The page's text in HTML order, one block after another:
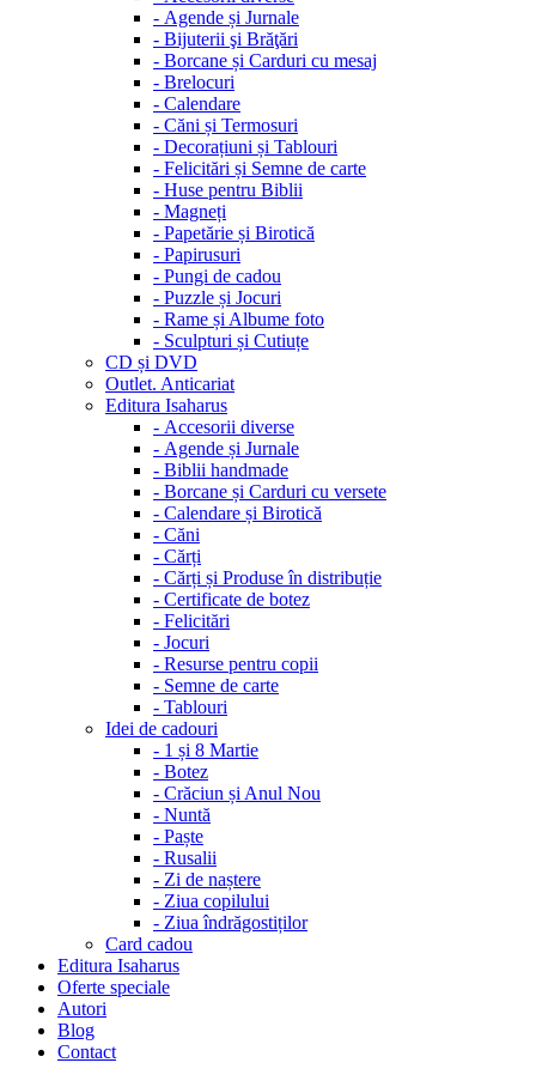
- Agende și Jurnale
- Bijuterii şi Brăţări
- Borcane și Carduri cu mesaj
- Brelocuri
- Calendare
- Căni și Termosuri
- Decorațiuni și Tablouri
- Felicitări și Semne de carte
- Huse pentru Biblii
- Magneți
- Papetărie și Birotică
- Papirusuri
- Pungi de cadou
- Puzzle și Jocuri
- Rame și Albume foto
- Sculpturi și Cutiuțe
CD și DVD
Outlet. Anticariat
Editura Isaharus
- Accesorii diverse
- Agende și Jurnale
- Biblii handmade
- Borcane și Carduri cu versete
- Calendare și Birotică
- Căni
- Cărți
- Cărți și Produse în distribuție
- Certificate de botez
- Felicitări
- Jocuri
- Resurse pentru copii
- Semne de carte
- Tablouri
Idei de cadouri
- 1 și 8 Martie
- Botez
- Crăciun și Anul Nou
- Nuntă
- Paște
- Rusalii
- Zi de naștere
- Ziua copilului
- Ziua îndrăgostiților
Card cadou
Editura Isaharus
Oferte speciale
Autori
Blog
Contact